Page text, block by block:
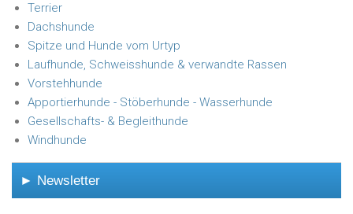
Terrier
Dachshunde
Spitze und Hunde vom Urtyp
Laufhunde, Schweisshunde & verwandte Rassen
Vorstehhunde
Apportierhunde - Stöberhunde - Wasserhunde
Gesellschafts- & Begleithunde
Windhunde
► Newsletter